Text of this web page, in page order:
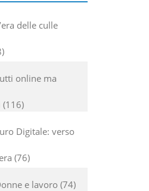
delle culle
online ma
116
Digitale: verso
76
e lavoro 74